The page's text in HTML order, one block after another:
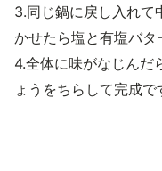
3.同じ鍋に戻し入れて
かせたら塩と有塩バタ
4.全体に味がなじんだ
ょうをちらして完成で